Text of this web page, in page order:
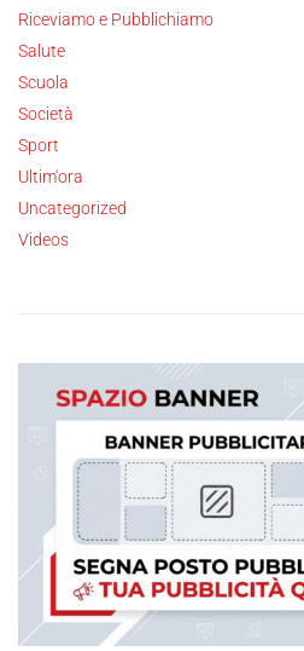
Riceviamo e Pubblichiamo
Salute
Scuola
Società
Sport
Ultim'ora
Uncategorized
Videos